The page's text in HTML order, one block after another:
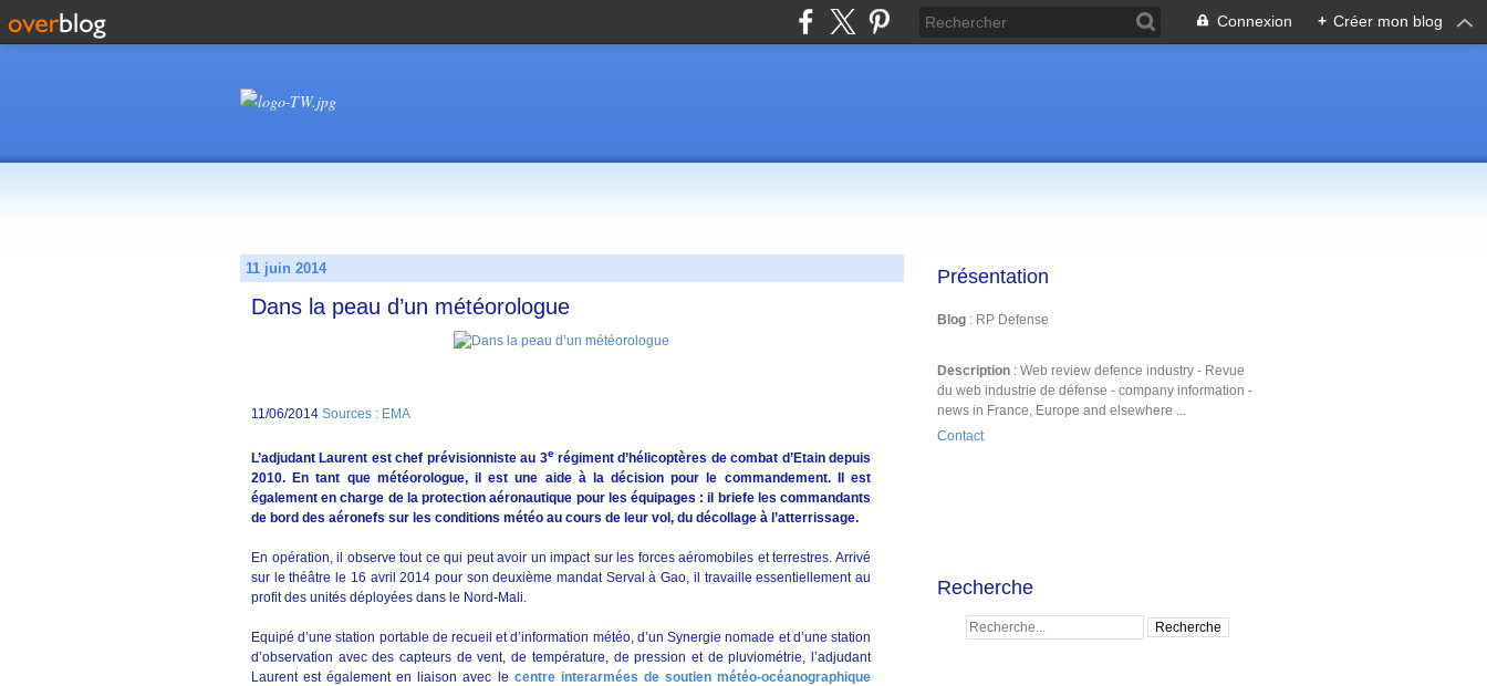
Connexion + Créer mon blog
11 juin 2014
Dans la peau d’un météorologue
11/06/2014 Sources : EMA
L’adjudant Laurent est chef prévisionniste au 3erégiment d’hélicoptères de combat d’Etain depuis
2010. En tant que météorologue, il est une aide à la décision pour le commandement. Il est
également en charge de la protection aéronautique pour les équipages : il briefe les commandants
de bord des aéronefs sur les conditions météo au cours de leur vol, du décollage à l’atterrissage.
En opération, il observe tout ce qui peut avoir un impact sur les forces aéromobiles et terrestres. Arrivé
sur le théâtre le 16 avril 2014 pour son deuxième mandat Serval à Gao, il travaille essentiellement au
profit des unités déployées dans le Nord-Mali.
Equipé d’une station portable de recueil et d’information météo, d’un Synergie nomade et d’une station
d’observation avec des capteurs de vent, de température, de pression et de pluviométrie, l’adjudant
Laurent est également en liaison avec le centre interarmées de soutien météo-océanographique
Présentation
Blog : RP Defense
Description : Web review defence industry - Revue
du web industrie de défense - company information -
news in France, Europe and elsewhere ...
Contact
Recherche